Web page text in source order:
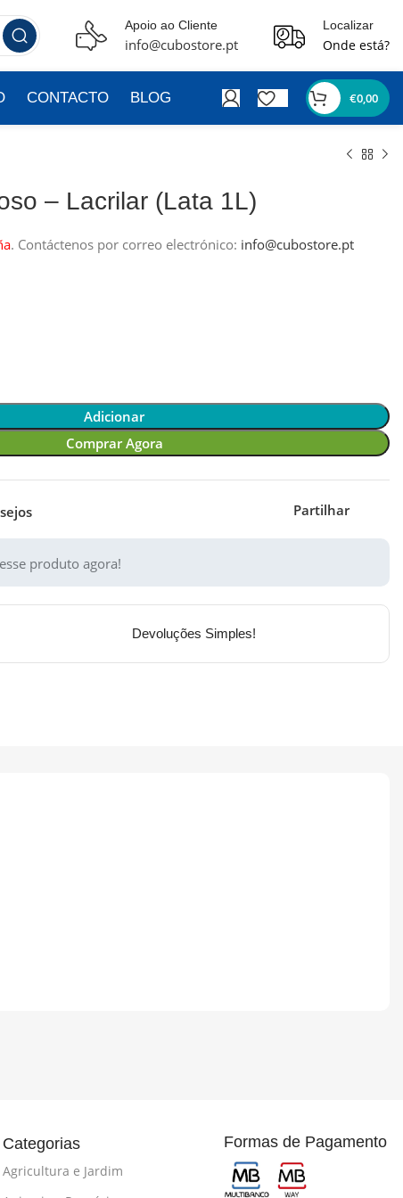
Apoio ao Cliente
info@cubostore.pt
Localizar
Onde está?
CONTACTO BLOG €0,00
– Lacrilar (Lata 1L)
. Contáctenos por correo electrónico: info@cubostore.pt
Adicionar
Comprar Agora
Partilhar
produto agora!
Devoluções Simples!
Categorias
Agricultura e Jardim
Formas de Pagamento